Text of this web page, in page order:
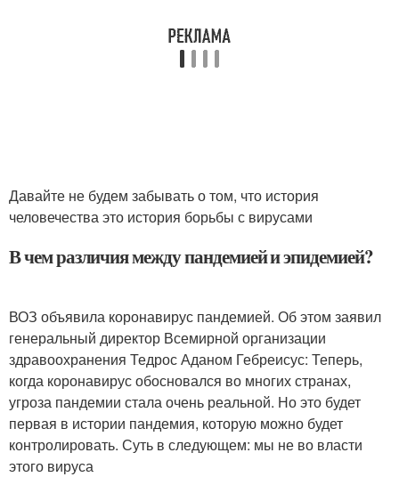
Давайте не будем забывать о том, что история
человечества это история борьбы с вирусами
В чем различия между пандемией и эпидемией?
ВОЗ объявила коронавирус пандемией. Об этом заявил
генеральный директор Всемирной организации
здравоохранения Тедрос Аданом Гебреисус: Теперь,
когда коронавирус обосновался во многих странах,
угроза пандемии стала очень реальной. Но это будет
первая в истории пандемия, которую можно будет
контролировать. Суть в следующем: мы не во власти
этого вируса